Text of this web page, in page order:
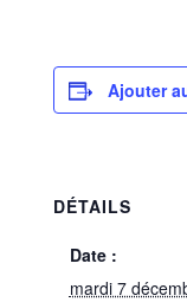
Ajouter
DÉTAILS
Date :
mardi 7